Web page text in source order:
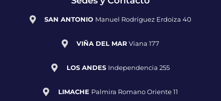
SAN ANTONIO Manuel Rodríguez Erdoíza 40
VIÑA DEL MAR Viana 177
LOS ANDES Independencia 255
LIMACHE Palmira Romano Oriente 11